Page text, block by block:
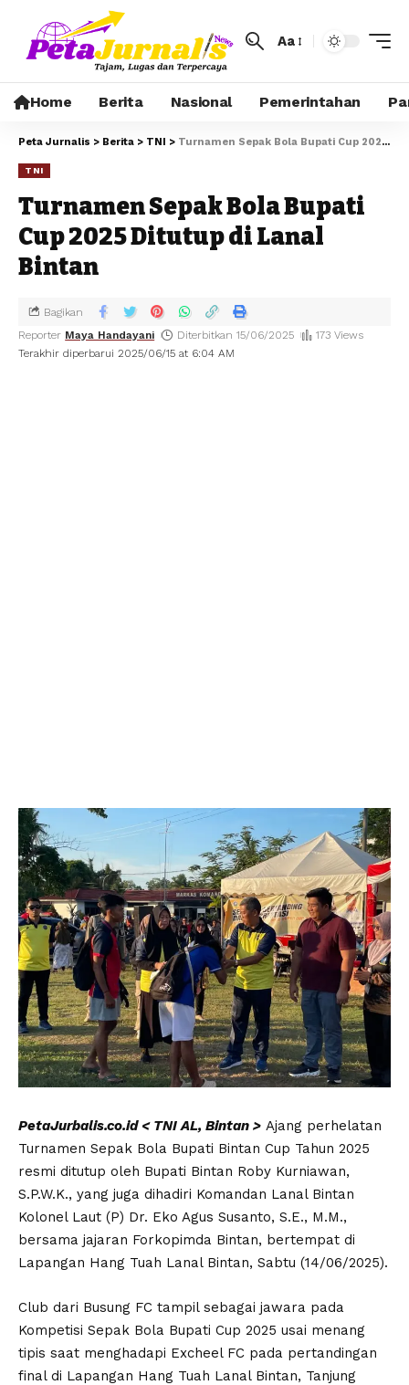
Aa
Home Berita Nasional Pemerintahan
Peta Jurnalis > Berita > TNI > Turnamen Sepak Bola Bupati Cup 2025 Ditutup di Lanal Bintan
TNI
Turnamen Sepak Bola Bupati
Cup 2025 Ditutup di Lanal
Bintan
Terakhir diperbarui 2025/06/15 at 6:04 AM
Reporter Maya Handayani Diterbitkan 15/06/2025 173 Views
Bagikan
PetaJurbalis.co.id < TNI AL, Bintan > Ajang perhelatan
Turnamen Sepak Bola Bupati Bintan Cup Tahun 2025
resmi ditutup oleh Bupati Bintan Roby Kurniawan,
S.P.W.K., yang juga dihadiri Komandan Lanal Bintan
Kolonel Laut (P) Dr. Eko Agus Susanto, S.E., M.M.,
bersama jajaran Forkopimda Bintan, bertempat di
Lapangan Hang Tuah Lanal Bintan, Sabtu (14/06/2025).
Club dari Busung FC tampil sebagai jawara pada
Kompetisi Sepak Bola Bupati Cup 2025 usai menang
tipis saat menghadapi Excheel FC pada pertandingan
final di Lapangan Hang Tuah Lanal Bintan, Tanjung